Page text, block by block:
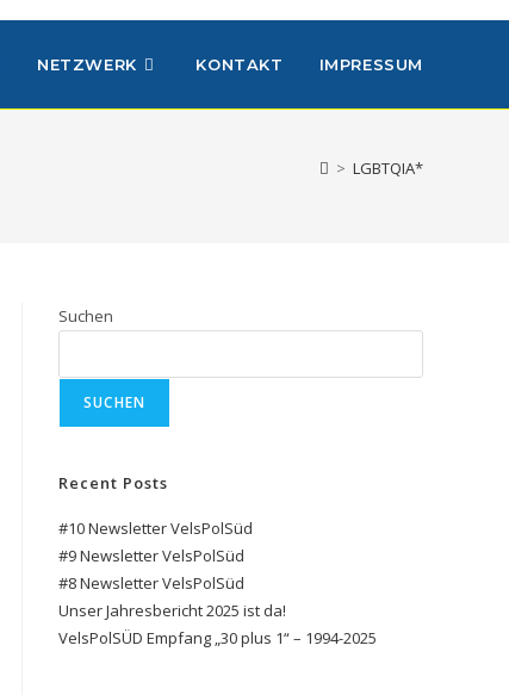
NETZWERK KONTAKT IMPRESSUM
> LGBTQIA*
Suchen
SUCHEN
Recent Posts
#10 Newsletter VelsPolSüd
#9 Newsletter VelsPolSüd
#8 Newsletter VelsPolSüd
Unser Jahresbericht 2025 ist da!
VelsPolSÜD Empfang „30 plus 1“ – 1994-2025